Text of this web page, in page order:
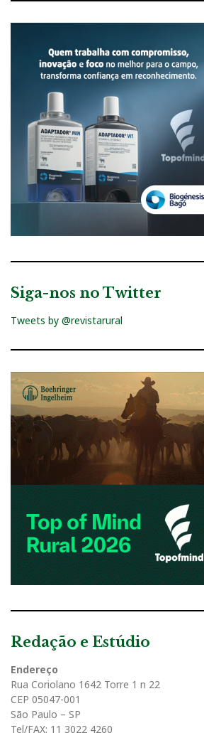
Siga-nos no Twitter
Tweets by @revistarural
Redação e Estúdio
Endereço
Rua Coriolano 1642 Torre 1 n 22
CEP 05047-001
São Paulo – SP
Tel/FAX: 11 3022 4260